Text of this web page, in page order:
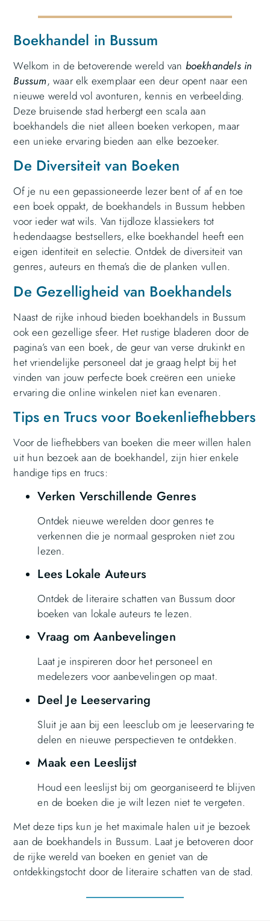
Boekhandel in Bussum
Welkom in de betoverende wereld van boekhandels in
Bussum, waar elk exemplaar een deur opent naar een
nieuwe wereld vol avonturen, kennis en verbeelding.
Deze bruisende stad herbergt een scala aan
boekhandels die niet alleen boeken verkopen, maar
een unieke ervaring bieden aan elke bezoeker.
De Diversiteit van Boeken
Of je nu een gepassioneerde lezer bent of af en toe
een boek oppakt, de boekhandels in Bussum hebben
voor ieder wat wils. Van tijdloze klassiekers tot
hedendaagse bestsellers, elke boekhandel heeft een
eigen identiteit en selectie. Ontdek de diversiteit van
genres, auteurs en thema’s die de planken vullen.
De Gezelligheid van Boekhandels
Naast de rijke inhoud bieden boekhandels in Bussum
ook een gezellige sfeer. Het rustige bladeren door de
pagina’s van een boek, de geur van verse drukinkt en
het vriendelijke personeel dat je graag helpt bij het
vinden van jouw perfecte boek creëren een unieke
ervaring die online winkelen niet kan evenaren.
Tips en Trucs voor Boekenliefhebbers
Voor de liefhebbers van boeken die meer willen halen
uit hun bezoek aan de boekhandel, zijn hier enkele
handige tips en trucs:
Verken Verschillende Genres
Ontdek nieuwe werelden door genres te
verkennen die je normaal gesproken niet zou
lezen.
Lees Lokale Auteurs
Ontdek de literaire schatten van Bussum door
boeken van lokale auteurs te lezen.
Vraag om Aanbevelingen
Laat je inspireren door het personeel en
medelezers voor aanbevelingen op maat.
Deel Je Leeservaring
Sluit je aan bij een leesclub om je leeservaring te
delen en nieuwe perspectieven te ontdekken.
Maak een Leeslijst
Houd een leeslijst bij om georganiseerd te blijven
en de boeken die je wilt lezen niet te vergeten.
Met deze tips kun je het maximale halen uit je bezoek
aan de boekhandels in Bussum. Laat je betoveren door
de rijke wereld van boeken en geniet van de
ontdekkingstocht door de literaire schatten van de stad.